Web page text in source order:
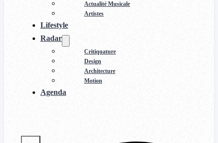
Actualité Musicale
Artistes
Lifestyle
Radar
Critiquature
Design
Architecture
Motion
Agenda